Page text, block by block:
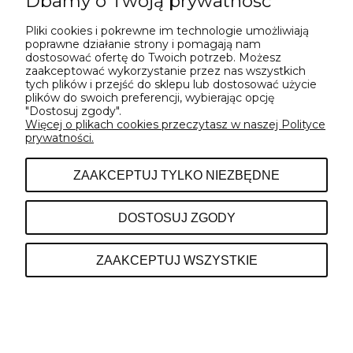
OSOBĄ PEŁNOLETNIĄ...
NIE TAK
Pliki cookies i pokrewne im technologie umożliwiają
poprawne działanie strony i pomagają nam
dostosować ofertę do Twoich potrzeb. Możesz
zaakceptować wykorzystanie przez nas wszystkich
tych plików i przejść do sklepu lub dostosować użycie
plików do swoich preferencji, wybierając opcję
"Dostosuj zgody".
Więcej o plikach cookies przeczytasz w naszej Polityce
prywatności.
ZAAKCEPTUJ TYLKO NIEZBĘDNE
DOSTOSUJ ZGODY
ZAAKCEPTUJ WSZYSTKIE